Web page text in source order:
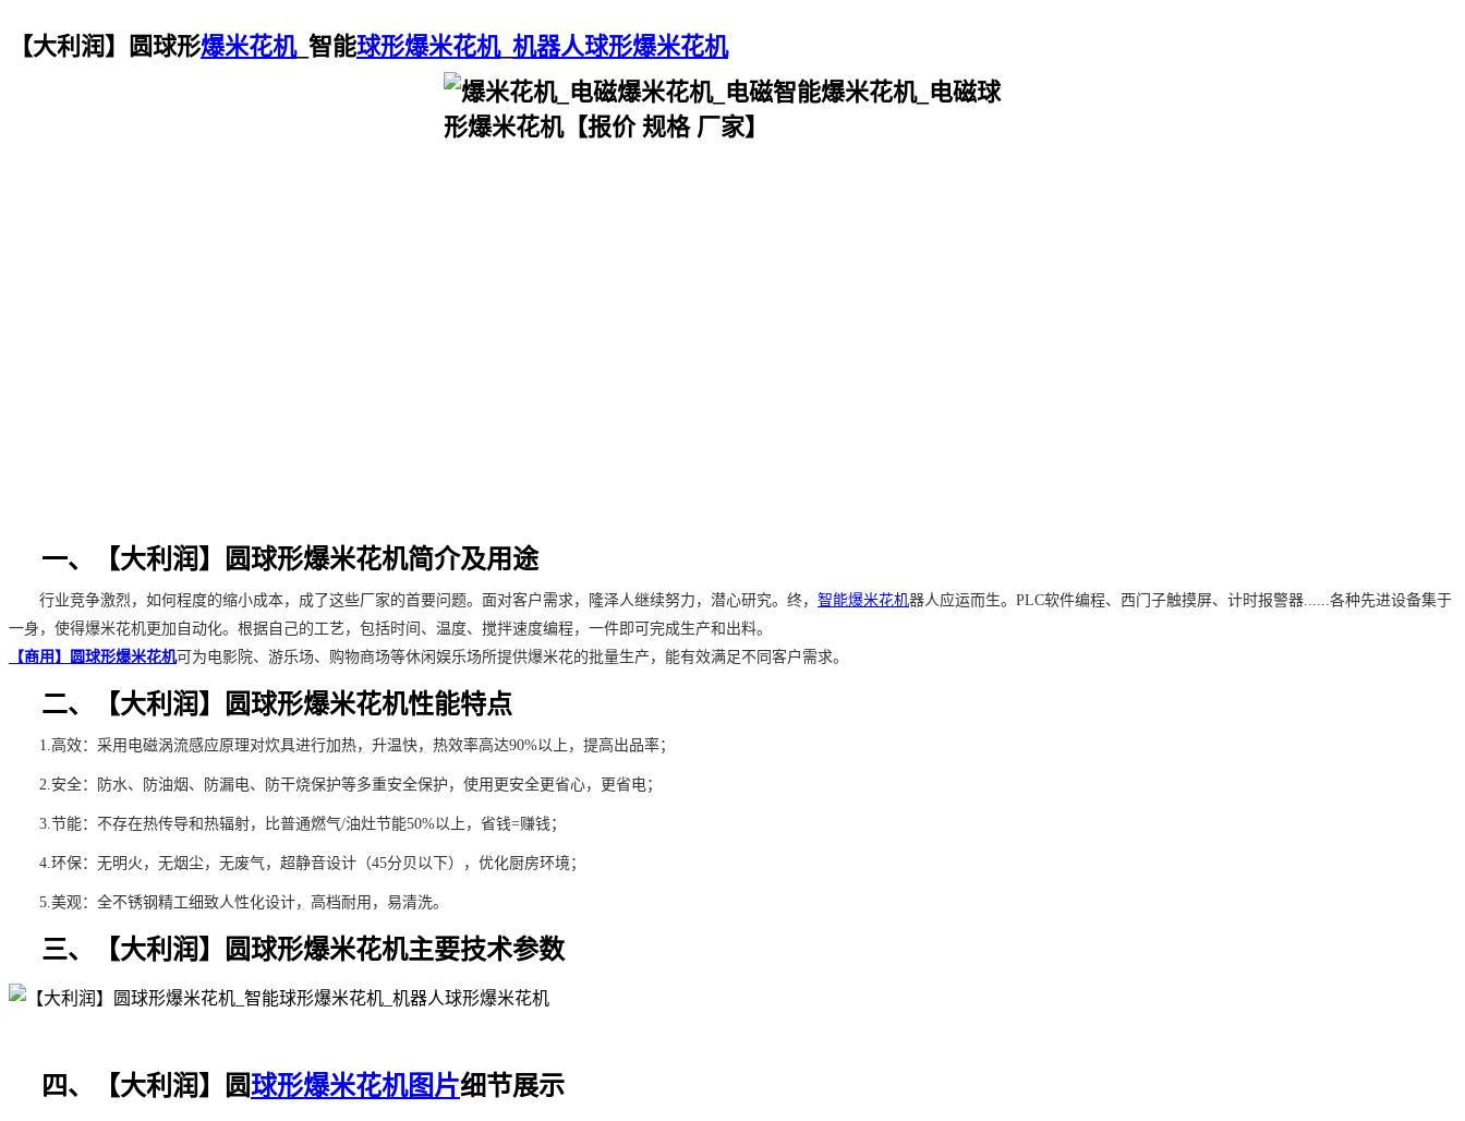
【大利润】圆球形爆米花机_智能球形爆米花机_ 机器人球形爆米花机
一、【大利润】圆球形爆米花机简介及用途
行业竞争激烈，如何程度的缩小成本，成了这些厂家的首要问题。面对客户需求，隆泽人继续努力，潜心研究。终， 智能爆米花机器人应运而生。PLC软件编程、西门子触摸屏、计时报警器......各种先进设备集于
一身，使得爆米花机更加自动化。根据自己的工艺，包括时间、温度、搅拌速度编程，一件即可完成生产和出料。
【商用】圆球形爆米花机可为电影院、游乐场、购物商场等休闲娱乐场所提供爆米花的批量生产，能有效满足不同客户需求。
二、【大利润】圆球形爆米花机性能特点
1.高效：采用电磁涡流感应原理对炊具进行加热，升温快，热效率高达90%以上，提高出品率；
2.安全：防水、防油烟、防漏电、防干烧保护等多重安全保护，使用更安全更省心，更省电；
3.节能：不存在热传导和热辐射，比普通燃气/油灶节能50%以上，省钱=赚钱；
4.环保：无明火，无烟尘，无废气，超静音设计（45分贝以下），优化厨房环境；
5.美观：全不锈钢精工细致人性化设计，高档耐用，易清洗。
三、【大利润】圆球形爆米花机主要技术参数
四、【大利润】圆球形爆米花机图片细节展示